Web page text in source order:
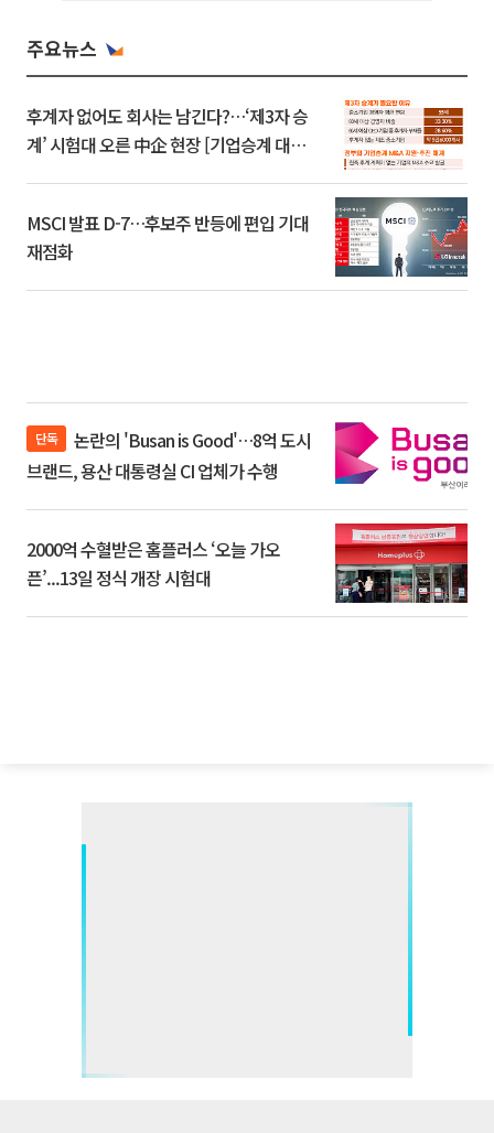
주요뉴스
후계자 없어도 회사는 남긴다?…‘제3자 승
계’ 시험대 오른 中企 현장 [기업승계 대전
MSCI 발표 D-7…후보주 반등에 편입 기대
재점화
단독
브랜드, 용산 대통령실 CI 업체가 수행
2000억 수혈받은 홈플러스 ‘오늘 가오
픈’...13일 정식 개장 시험대